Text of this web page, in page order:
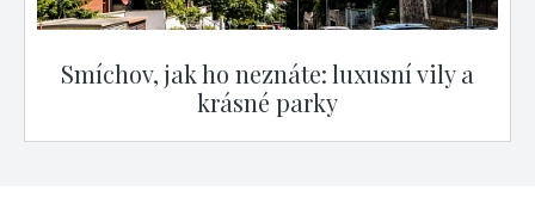
Smíchov, jak ho neznáte: luxusní vily a
krásné parky